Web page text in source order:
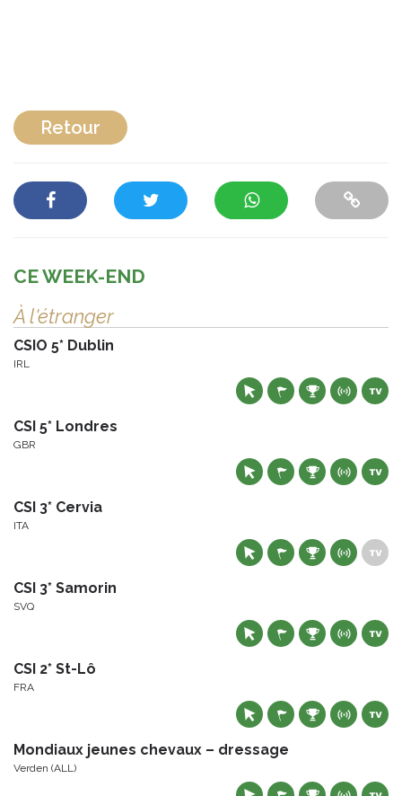
Retour
CE WEEK-END
À l'étranger
CSIO 5* Dublin
IRL
CSI 5* Londres
GBR
CSI 3* Cervia
ITA
CSI 3* Samorin
SVQ
CSI 2* St-Lô
FRA
Mondiaux jeunes chevaux – dressage
Verden (ALL)